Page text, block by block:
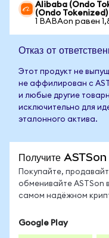
Alibaba (Ondo
(Ondo Tokenized)
1 BABAon равен
Отказ от
Этот продукт не
не аффилирован с
и любые другие
исключительно для
эталонного актива.
Получите ASTSon
Покупайте,
обменивайте ASTSon
самом надёжном
Google Play